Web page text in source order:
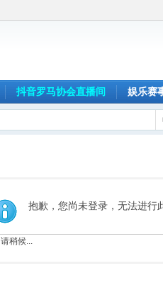
抖音罗马协会直播间 娱乐赛
抱歉，您尚未登录，无法进行
请稍候...